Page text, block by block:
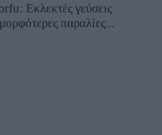
Εκλεκτές γεύσεις
παραλίες...